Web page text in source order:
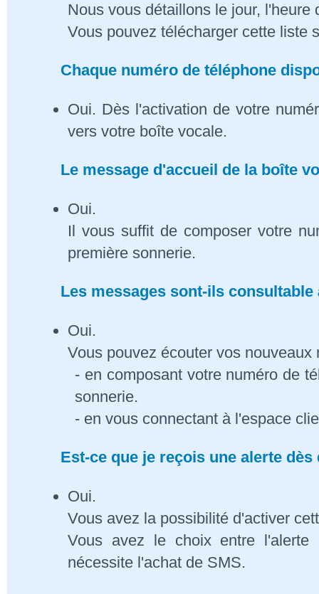
Nous vous détaillons le jour,
Vous pouvez télécharger cette liste
Chaque numéro de téléphone
Oui. Dès l'activation de votre
vers votre boîte vocale.
Le message d'accueil de la boîte
Oui.
Il vous suffit de composer votre
première sonnerie.
Les messages sont-ils
Oui.
Vous pouvez écouter vos nouveaux
- en composant votre numéro de
sonnerie.
- en vous connectant à l'espace
Est-ce que je reçois une alerte
Oui.
Vous avez la possibilité d'activer
Vous avez le choix entre
nécessite l'achat de SMS.